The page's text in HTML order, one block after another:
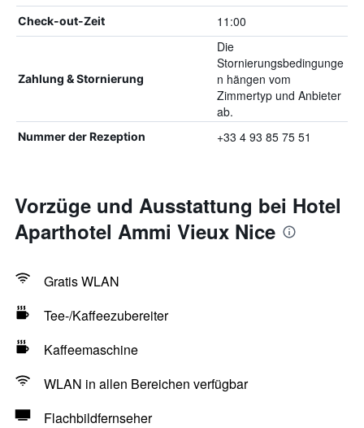
Check-out-Zeit 11:00
Zahlung & Stornierung
Die
Stornierungsbedingunge
n hängen vom
Zimmertyp und Anbieter
ab.
Nummer der Rezeption +33 4 93 85 75 51
Vorzüge und Ausstattung bei Hotel
Aparthotel Ammi Vieux Nice
Gratis WLAN
Tee-/Kaffeezubereiter
Kaffeemaschine
WLAN in allen Bereichen verfügbar
Flachbildfernseher